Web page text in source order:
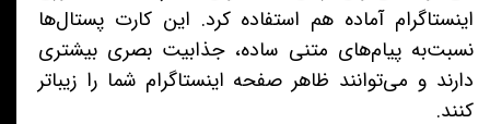
اینستاگرام آماده هم استفاده کرد. این کارت پستال‌ها
نسبت‌به پیام‌های متنی ساده، جذابیت بصری بیشتری
دارند و می‌توانند ظاهر صفحه اینستاگرام شما را زیباتر
کنند.